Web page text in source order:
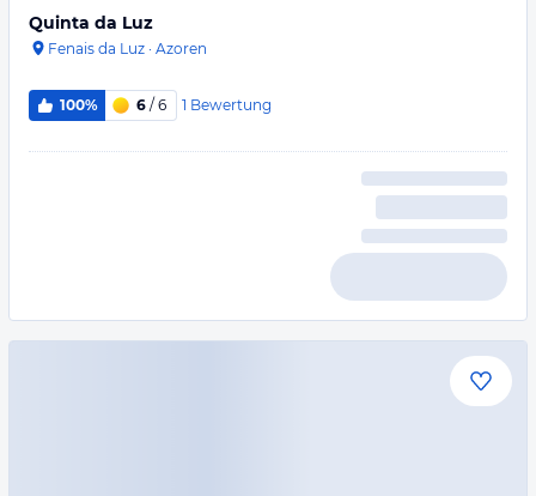
Quinta da Luz
Fenais da Luz · Azoren
100% 6 / 6 1 Bewertung